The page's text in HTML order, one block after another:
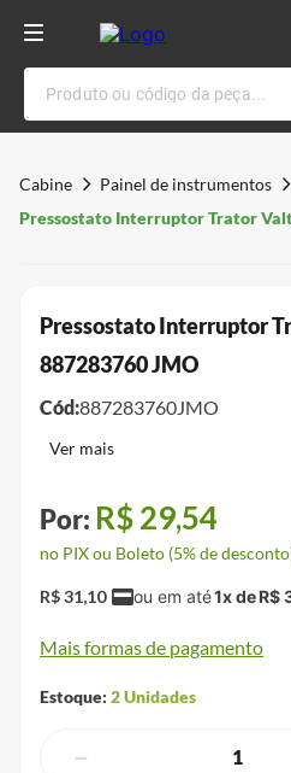
Cabine Painel de instrumentos
Pressostato Interruptor Trator
Pressostato Interruptor
887283760 JMO
Cód:887283760JMO
R$29,54
no PIX ou Boleto (5% de
R$31,10 1x deR$
Mais formas de pagamento
Estoque: 2Unidades
－